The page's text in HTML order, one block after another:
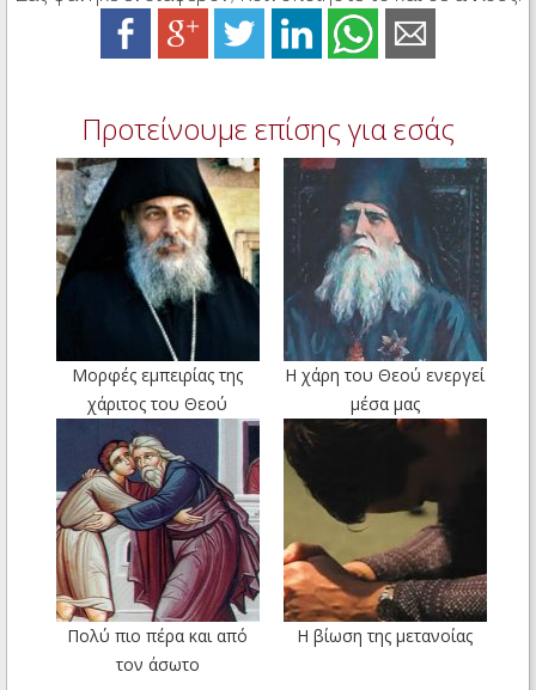
Προτείνουμε επίσης για εσάς
Μορφές εμπειρίας της
χάριτος του Θεού
Η χάρη του Θεού ενεργεί
μέσα μας
Πολύ πιο πέρα και από
τον άσωτο
Η βίωση της μετανοίας